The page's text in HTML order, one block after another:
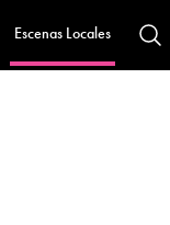
Escenas Locales